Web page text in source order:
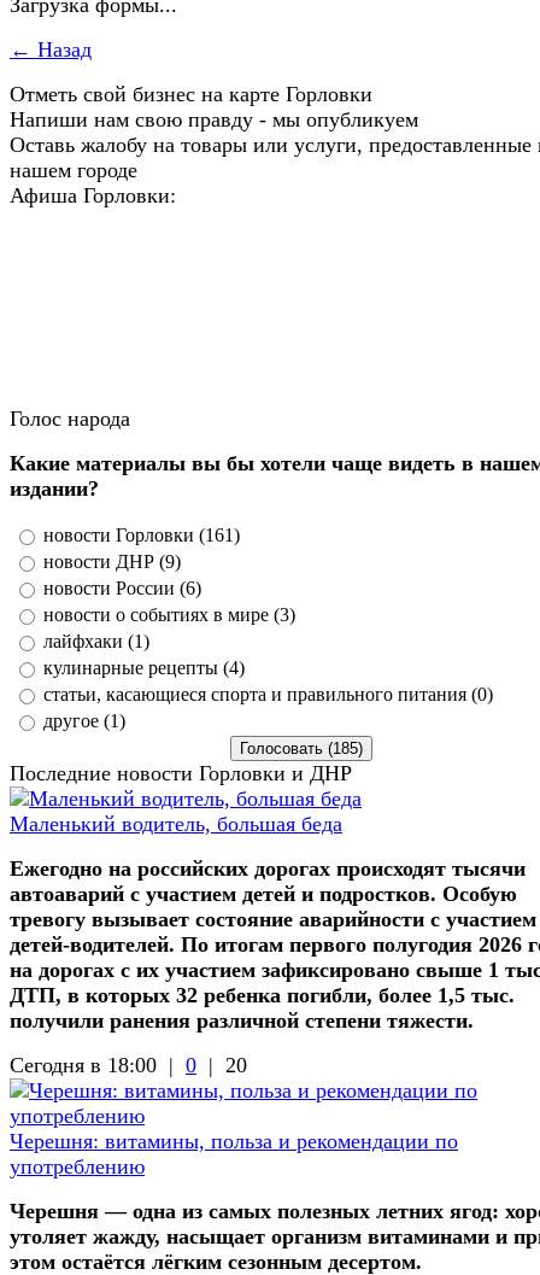
← Назад
Отметь свой бизнес на карте Горловки
Напиши нам свою правду - мы опубликуем
Оставь жалобу на товары или услуги, предоставленные
нашем городе
Афиша Горловки:
Голос народа
Какие материалы вы бы хотели чаще видеть в
издании?
новости Горловки (161)
новости ДНР (9)
новости России (6)
новости о событиях в мире (3)
лайфхаки (1)
кулинарные рецепты (4)
статьи, касающиеся спорта и правильного питания (0)
другое (1)
Последние новости Горловки и ДНР
Маленький водитель, большая беда
Ежегодно на российских дорогах происходят тысячи
автоаварий с участием детей и подростков. Особую
тревогу вызывает состояние аварийности с участием
детей-водителей. По итогам первого полугодия 2026
на дорогах с их участием зафиксировано свыше 1
ДТП, в которых 32 ребенка погибли, более 1,5 тыс.
получили ранения различной степени тяжести.
Сегодня в 18:00 | 0 | 20
Черешня: витамины, польза и рекомендации по
употреблению
Черешня — одна из самых полезных летних ягод:
утоляет жажду, насыщает организм витаминами и
этом остаётся лёгким сезонным десертом.